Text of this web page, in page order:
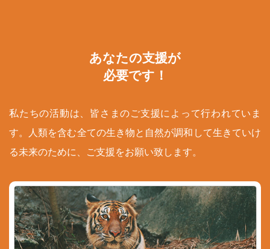
あなたの支援が
必要です！
私たちの活動は、皆さまのご支援によって行われていま
す。人類を含む全ての生き物と自然が調和して生きていけ
る未来のために、ご支援をお願い致します。